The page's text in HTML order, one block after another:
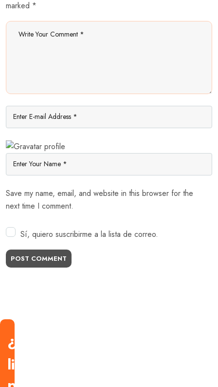
marked *
Save my name, email, and website in this browser for the
next time I comment.
Sí, quiero suscribirme a la lista de correo.
POST COMMENT
¿Estás
listo